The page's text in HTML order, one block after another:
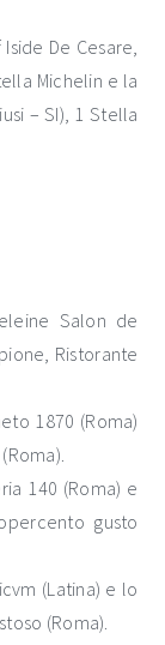
De Cesare,
Michelin e la
– SI), 1 Stella
Salon de
Ristorante
1870 (Roma)
140 (Roma) e
gusto
(Latina) e lo
(Roma).